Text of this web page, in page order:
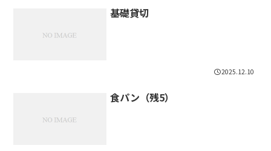
基礎貸切
2025.12.10
食パン（残5）